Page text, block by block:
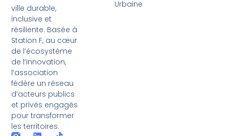
ville durable,
inclusive et
résiliente. Basée à
Station F, au cœur
de l’écosystème
de l’innovation,
l’association
fédère un réseau
d’acteurs publics
et privés engagés
pour transformer
les territoires.
Urbaine